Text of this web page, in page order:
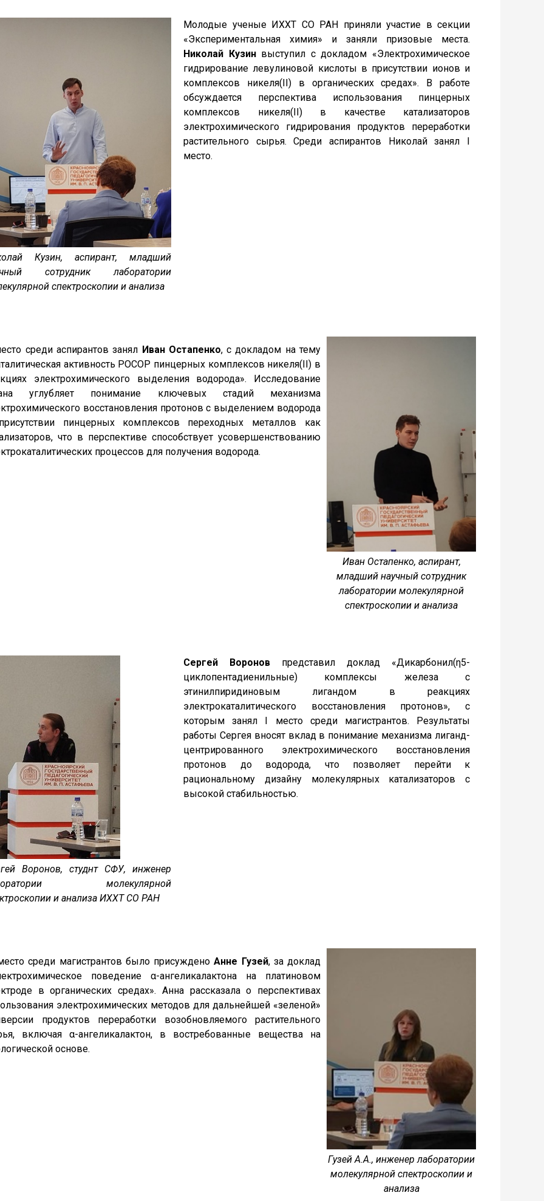
Кузин, аспирант, младший
сотрудник лаборатории
спектроскопии и анализа
Молодые ученые ИХХТ СО РАН приняли участие в секции
«Экспериментальная химия» и заняли призовые места.
Николай Кузинвыступил с докладом «Электрохимическое
гидрирование левулиновой кислоты в присутствии ионов и
комплексов никеля(II) в органических средах». В работе
обсуждается перспектива использования пинцерных
комплексов никеля(II) в качестве катализаторов
электрохимического гидрирования продуктов переработки
растительного сырья. Среди аспирантов Николай занял I
место.
среди аспирантов занял Иван Остапенко, с докладом на тему
активность POCOP пинцерных комплексов никеля(II) в
электрохимического выделения водорода». Исследование
углубляет понимание ключевых стадий механизма
восстановления протонов с выделением водорода
пинцерных комплексов переходных металлов как
что в перспективе способствует усовершенствованию
процессов для получения водорода.
Иван Остапенко, аспирант,
младший научный сотрудник
лаборатории молекулярной
спектроскопии и анализа
Воронов, студнт СФУ, инженер
молекулярной
и анализа ИХХТ СО РАН
Сергей Воронов представил доклад «Дикарбонил(η5-
циклопентадиенильные) комплексы железа с
этинилпиридиновым лигандом в реакциях
электрокаталитического восстановления протонов», с
которым занял I место среди магистрантов. Результаты
работы Сергея вносят вклад в понимание механизма лиганд-
центрированного электрохимического восстановления
протонов до водорода, что позволяет перейти к
рациональному дизайну молекулярных катализаторов с
высокой стабильностью.
среди магистрантов было присужденоАнне Гузей, за доклад
поведение α-ангеликалактона на платиновом
в органических средах». Анна рассказала о перспективах
электрохимических методов для дальнейшей «зеленой»
продуктов переработки возобновляемого растительного
включая α-ангеликалактон, в востребованные вещества на
основе.
Гузей А.А., инженер лаборатории
молекулярной спектроскопии и
анализа